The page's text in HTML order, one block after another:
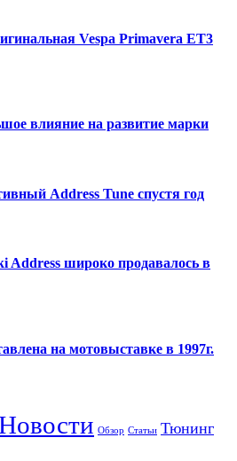
Vespa Primavera ET3
влияние на развитие марки
Address Tune спустя год
Address широко продавалось в
на мотовыставке в 1997г.
Обзор Статьи Тюнинг